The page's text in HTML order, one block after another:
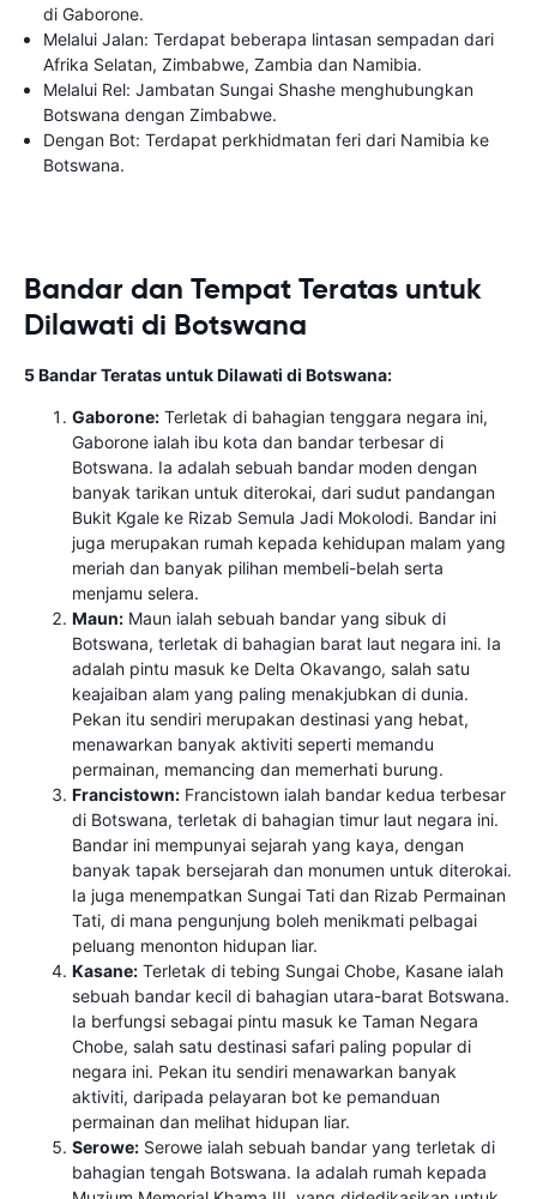
di Gaborone.
Melalui Jalan: Terdapat beberapa lintasan sempadan dari
Afrika Selatan, Zimbabwe, Zambia dan Namibia.
Melalui Rel: Jambatan Sungai Shashe menghubungkan
Botswana dengan Zimbabwe.
Dengan Bot: Terdapat perkhidmatan feri dari Namibia ke
Botswana.
Bandar dan Tempat Teratas untuk
Dilawati di Botswana
5 Bandar Teratas untuk Dilawati di Botswana:
Gaborone: Terletak di bahagian tenggara negara ini,
Gaborone ialah ibu kota dan bandar terbesar di
Botswana. Ia adalah sebuah bandar moden dengan
banyak tarikan untuk diterokai, dari sudut pandangan
Bukit Kgale ke Rizab Semula Jadi Mokolodi. Bandar ini
juga merupakan rumah kepada kehidupan malam yang
meriah dan banyak pilihan membeli-belah serta
menjamu selera.
Maun: Maun ialah sebuah bandar yang sibuk di
Botswana, terletak di bahagian barat laut negara ini. Ia
adalah pintu masuk ke Delta Okavango, salah satu
keajaiban alam yang paling menakjubkan di dunia.
Pekan itu sendiri merupakan destinasi yang hebat,
menawarkan banyak aktiviti seperti memandu
permainan, memancing dan memerhati burung.
Francistown: Francistown ialah bandar kedua terbesar
di Botswana, terletak di bahagian timur laut negara ini.
Bandar ini mempunyai sejarah yang kaya, dengan
banyak tapak bersejarah dan monumen untuk diterokai.
Ia juga menempatkan Sungai Tati dan Rizab Permainan
Tati, di mana pengunjung boleh menikmati pelbagai
peluang menonton hidupan liar.
Kasane: Terletak di tebing Sungai Chobe, Kasane ialah
sebuah bandar kecil di bahagian utara-barat Botswana.
Ia berfungsi sebagai pintu masuk ke Taman Negara
Chobe, salah satu destinasi safari paling popular di
negara ini. Pekan itu sendiri menawarkan banyak
aktiviti, daripada pelayaran bot ke pemanduan
permainan dan melihat hidupan liar.
Serowe: Serowe ialah sebuah bandar yang terletak di
bahagian tengah Botswana. Ia adalah rumah kepada